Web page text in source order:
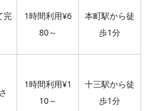
完
1時間利用¥6
80～
本町駅から徒
歩1分
1時間利用¥1
10～
十三駅から徒
歩1分